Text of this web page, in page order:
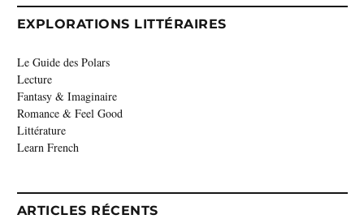
EXPLORATIONS LITTÉRAIRES
Le Guide des Polars
Lecture
Fantasy & Imaginaire
Romance & Feel Good
Littérature
Learn French
ARTICLES RÉCENTS